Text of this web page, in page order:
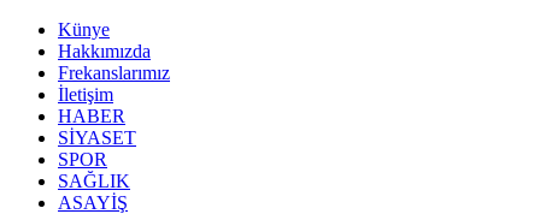
Künye
Hakkımızda
Frekanslarımız
İletişim
HABER
SİYASET
SPOR
SAĞLIK
ASAYİŞ